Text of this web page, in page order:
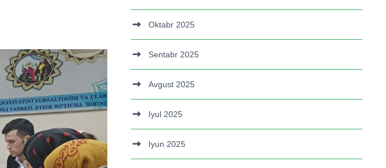
Oktabr 2025
Sentabr 2025
Avgust 2025
Iyul 2025
Iyun 2025